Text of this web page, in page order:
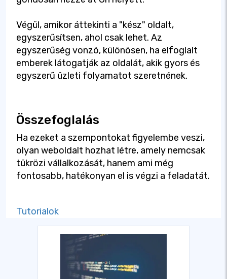
Végül, amikor áttekinti a "kész" oldalt,
egyszerűsítsen, ahol csak lehet. Az
egyszerűség vonzó, különösen, ha elfoglalt
emberek látogatják az oldalát, akik gyors és
egyszerű üzleti folyamatot szeretnének.
Összefoglalás
Ha ezeket a szempontokat figyelembe veszi,
olyan weboldalt hozhat létre, amely nemcsak
tükrözi vállalkozását, hanem ami még
fontosabb, hatékonyan el is végzi a feladatát.
Tutorialok